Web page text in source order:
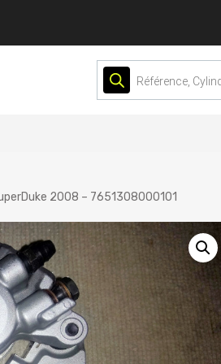
Recherche
produits
2008 – 7651308000101